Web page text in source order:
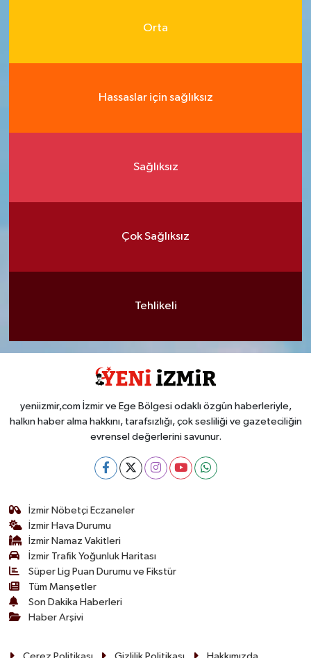
Orta
Hassaslar için sağlıksız
Sağlıksız
Çok Sağlıksız
Tehlikeli
yeniizmir,com İzmir ve Ege Bölgesi odaklı özgün haberleriyle,
halkın haber alma hakkını, tarafsızlığı, çok sesliliği ve gazeteciliğin
evrensel değerlerini savunur.
İzmir Nöbetçi Eczaneler
İzmir Hava Durumu
İzmir Namaz Vakitleri
İzmir Trafik Yoğunluk Haritası
Süper Lig Puan Durumu ve Fikstür
Tüm Manşetler
Son Dakika Haberleri
Haber Arşivi